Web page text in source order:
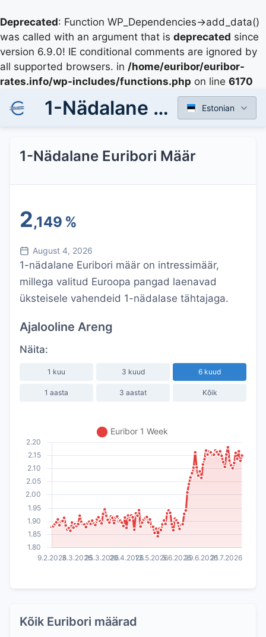
Deprecated: Function WP_Dependencies->add_data()
was called with an argument that is deprecated since
version 6.9.0! IE conditional comments are ignored by
all supported browsers. in /home/euribor/euribor-
rates.info/wp-includes/functions.php on line 6170
1-Nädalane Euribori Määr Estonian
1-Nädalane Euribori Määr
2,149 %
August 4, 2026
1-nädalane Euribori määr on intressimäär,
millega valitud Euroopa pangad laenavad
üksteisele vahendeid 1-nädalase tähtajaga.
Ajalooline Areng
Näita:
1 kuu 3 kuud 6 kuud
1 aasta 3 aastat Kõik
Kõik Euribori määrad